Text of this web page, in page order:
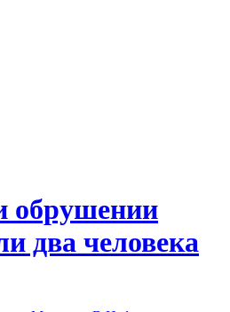
обрушении
два человека